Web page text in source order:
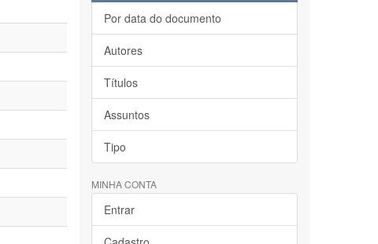
Por data do documento
Autores
Títulos
Assuntos
Tipo
MINHA CONTA
Entrar